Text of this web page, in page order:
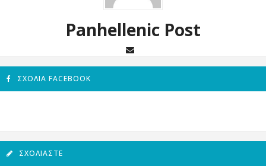
Panhellenic Post
ΣΧΌΛΙΑ FACEBOOK
ΣΧΟΛΙΆΣΤΕ